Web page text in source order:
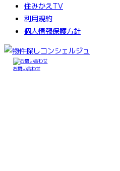
住みかえTV
利用規約
個人情報保護方針
お問い合わせ